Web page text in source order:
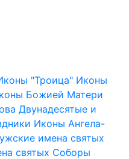
"Троица" Иконы
Божией Матери
Двунадесятые и
Иконы Ангела-
имена святых
святых Соборы